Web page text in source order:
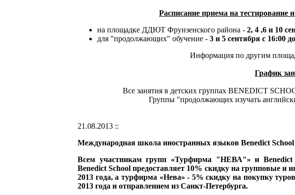
Расписание приема на тестирование
на площадке ДДЮТ Фрунзенского района - 2, 4 ,6 и 10
для "продолжающих" обучение - 3 и 5 сентября с 16:00
Информация по другим
График
Все занятия в детских группах BENEDICT
Группы "продолжающих изучать
21.08.2013 ::
Международная школа иностранных языков Benedict
Всем участникам групп «Турфирма "НЕВА"» и
Benedict School предоставляет 10% скидку на групповые и
2013 года, а турфирма «Нева» - 5% скидку на покупку
2013 года и отправлением из Санкт-Петербурга.